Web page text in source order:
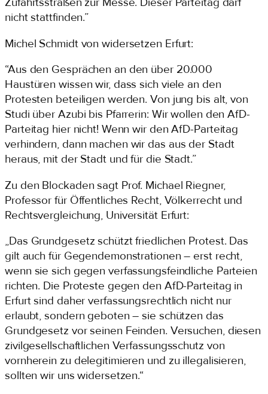
Zufahrtsstraßen zur Messe. Dieser Parteitag darf
nicht stattfinden.”
Michel Schmidt von widersetzen Erfurt:
“Aus den Gesprächen an den über 20.000
Haustüren wissen wir, dass sich viele an den
Protesten beteiligen werden. Von jung bis alt, von
Studi über Azubi bis Pfarrerin: Wir wollen den AfD-
Parteitag hier nicht! Wenn wir den AfD-Parteitag
verhindern, dann machen wir das aus der Stadt
heraus, mit der Stadt und für die Stadt.”
Zu den Blockaden sagt Prof. Michael Riegner,
Professor für Öffentliches Recht, Völkerrecht und
Rechtsvergleichung, Universität Erfurt:
„Das Grundgesetz schützt friedlichen Protest. Das
gilt auch für Gegendemonstrationen – erst recht,
wenn sie sich gegen verfassungsfeindliche Parteien
richten. Die Proteste gegen den AfD-Parteitag in
Erfurt sind daher verfassungsrechtlich nicht nur
erlaubt, sondern geboten – sie schützen das
Grundgesetz vor seinen Feinden. Versuchen, diesen
zivilgesellschaftlichen Verfassungsschutz von
vornherein zu delegitimieren und zu illegalisieren,
sollten wir uns widersetzen.“